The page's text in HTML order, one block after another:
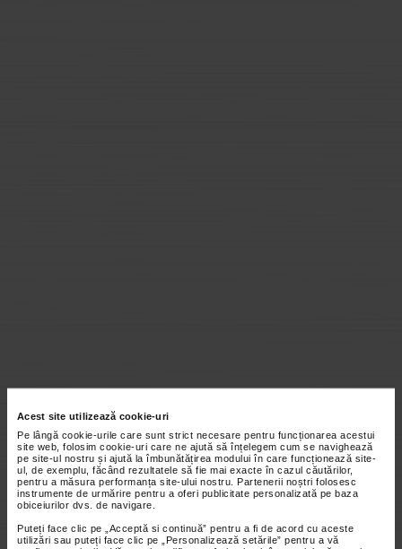
Acest site utilizează cookie-uri
Pe lângă cookie-urile care sunt strict necesare pentru funcționarea acestui
site web, folosim cookie-uri care ne ajută să înțelegem cum se navighează
pe site-ul nostru și ajută la îmbunătățirea modului în care funcționează site-
ul, de exemplu, făcând rezultatele să fie mai exacte în cazul căutărilor,
pentru a măsura performanța site-ului nostru. Partenerii noștri folosesc
instrumente de urmărire pentru a oferi publicitate personalizată pe baza
obiceiurilor dvs. de navigare.
Puteți face clic pe „Acceptă si continuă” pentru a fi de acord cu aceste
utilizări sau puteți face clic pe „Personalizează setările” pentru a vă